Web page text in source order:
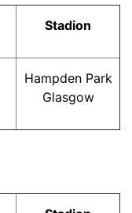
Stadion
Hampden Park
Glasgow